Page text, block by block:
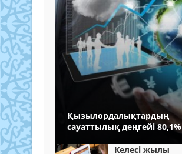
Қызылордалықтардың
сауаттылық деңгейі 80,1%
Келесі жылы